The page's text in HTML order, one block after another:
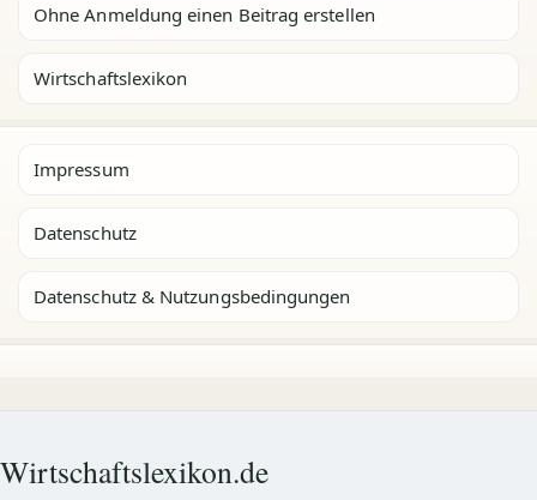
Ohne Anmeldung einen Beitrag erstellen
Wirtschaftslexikon
Impressum
Datenschutz
Datenschutz & Nutzungsbedingungen
Wirtschaftslexikon.de